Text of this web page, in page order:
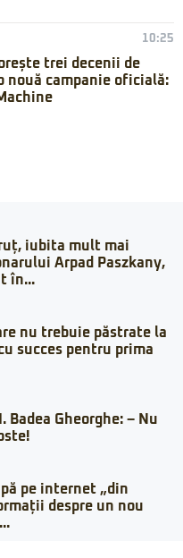
10:25
trei decenii de
nouă campanie oficială:
iubita mult mai
Arpad Paszkany,
în...
nu trebuie păstrate la
succes pentru prima
Badea Gheorghe: – Nu
pe internet „din
despre un nou